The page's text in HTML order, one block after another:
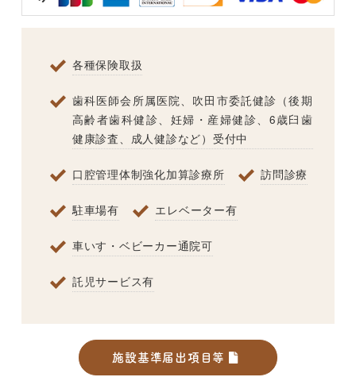
各種保険取扱
歯科医師会所属医院、吹田市委託健診（後期
高齢者歯科健診、妊婦・産婦健診、6歳臼歯
健康診査、成人健診など）受付中
口腔管理体制強化加算診療所 訪問診療
駐車場有 エレベーター有
車いす・ベビーカー通院可
託児サービス有
施設基準届出項目等